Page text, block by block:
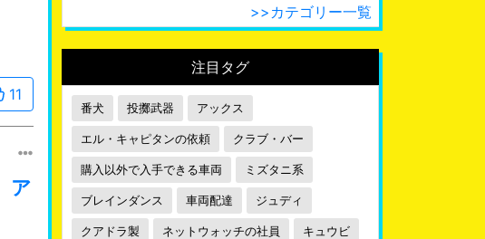
11
ア
>>カテゴリー一覧
注目タグ
番犬 投擲武器 アックス
エル・キャピタンの依頼 クラブ・バー
購入以外で入手できる車両 ミズタニ系
ブレインダンス 車両配達 ジュディ
クアドラ製 ネットウォッチの社員 キュウビ